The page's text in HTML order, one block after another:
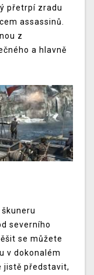
přetrpí zradu
assassinů.
z
a hlavně
severního
se můžete
v dokonalém
jistě představit,